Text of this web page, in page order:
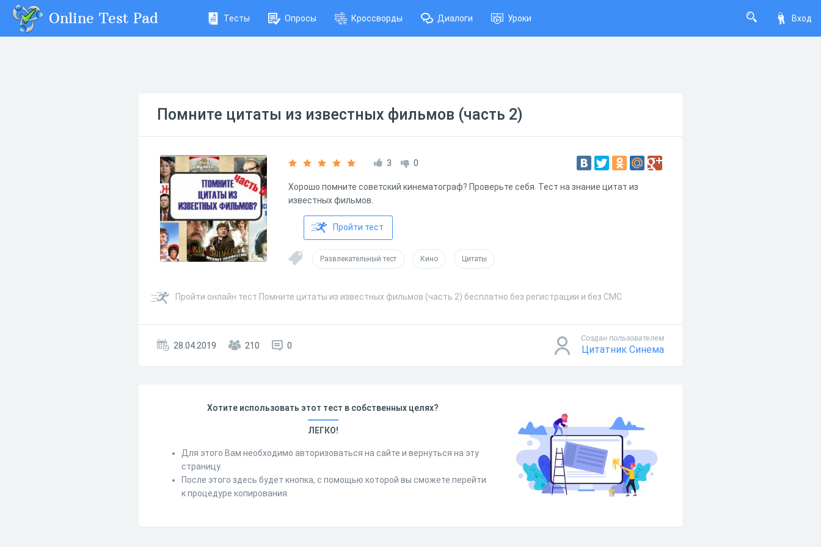
Вход
Online Test Pad Тесты Опросы Кроссворды Диалоги Уроки
Помните цитаты из известных фильмов (часть 2)
3 0
Хорошо помните советский кинематограф? Проверьте себя. Тест на знание цитат из
известных фильмов.
Пройти тест
Развлекательный тест Кино Цитаты
Пройти онлайн тест Помните цитаты из известных фильмов (часть 2) бесплатно без регистрации и без СМС
28.04.2019 210 0
Создан пользователем
Цитатник Синема
Хотите использовать этот тест в собственных целях?
ЛЕГКО!
Для этого Вам необходимо авторизоваться на сайте и вернуться на эту
страницу.
После этого здесь будет кнопка, с помощью которой вы сможете перейти
к процедуре копирования.